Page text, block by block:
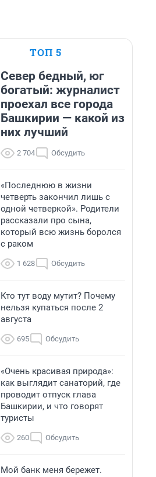
ТОП 5
Север бедный, юг
богатый: журналист
проехал все города
Башкирии — какой из
них лучший
2 704 Обсудить
«Последнюю в жизни
четверть закончил лишь с
одной четверкой». Родители
рассказали про сына,
который всю жизнь боролся
с раком
1 628 Обсудить
Кто тут воду мутит? Почему
нельзя купаться после 2
августа
695 Обсудить
«Очень красивая природа»:
как выглядит санаторий, где
проводит отпуск глава
Башкирии, и что говорят
туристы
260 Обсудить
Мой банк меня бережет.